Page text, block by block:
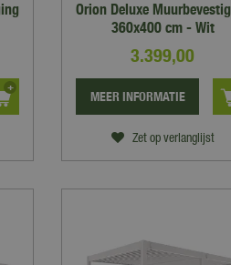
Orion Deluxe
360x400 cm - Wit
3.399,00
Zet op verlanglijst
MEER INFORMATIE